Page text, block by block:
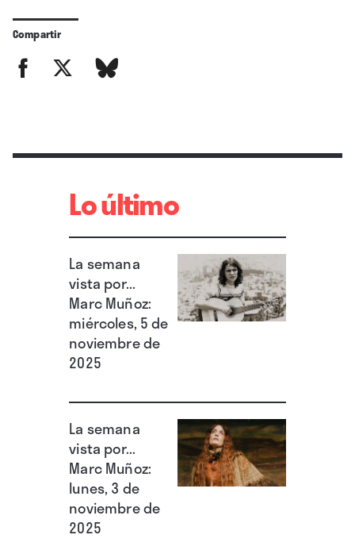
Compartir
Lo último
La semana
vista por...
Marc Muñoz:
miércoles, 5 de
noviembre de
2025
La semana
vista por...
Marc Muñoz:
lunes, 3 de
noviembre de
2025